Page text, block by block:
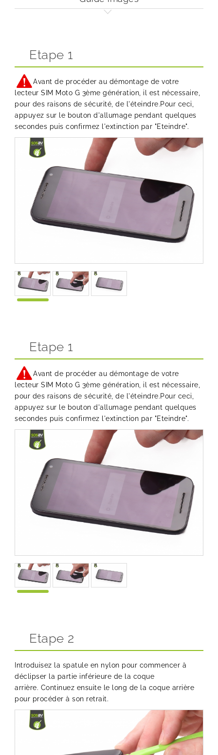
Etape 1
Avant de procéder au démontage de votre
lecteur SIM Moto G 3ème génération, il est nécessaire,
pour des raisons de sécurité, de l'éteindre.Pour ceci,
appuyez sur le bouton d'allumage pendant quelques
secondes puis confirmez l'extinction par "Eteindre".
Etape 1
Avant de procéder au démontage de votre
lecteur SIM Moto G 3ème génération, il est nécessaire,
pour des raisons de sécurité, de l'éteindre.Pour ceci,
appuyez sur le bouton d'allumage pendant quelques
secondes puis confirmez l'extinction par "Eteindre".
Etape 2
Introduisez la spatule en nylon pour commencer à
déclipser la partie inférieure de la coque
arrière. Continuez ensuite le long de la coque arrière
pour procéder à son retrait.